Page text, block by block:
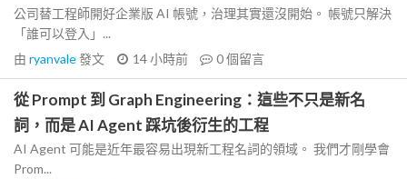
公司替工程師開好企業版 AI 帳號，治理其實還沒開始。 帳號只解決
「誰可以登入」...
由 ryanvale發文 14 小時前 0個留言
從 Prompt 到 Graph Engineering：這些不只是新名
詞，而是 AI Agent 踩坑後衍生的工程
AI Agent 可能是近年最容易出現新工程名詞的領域。 我們才剛學會
Prom...